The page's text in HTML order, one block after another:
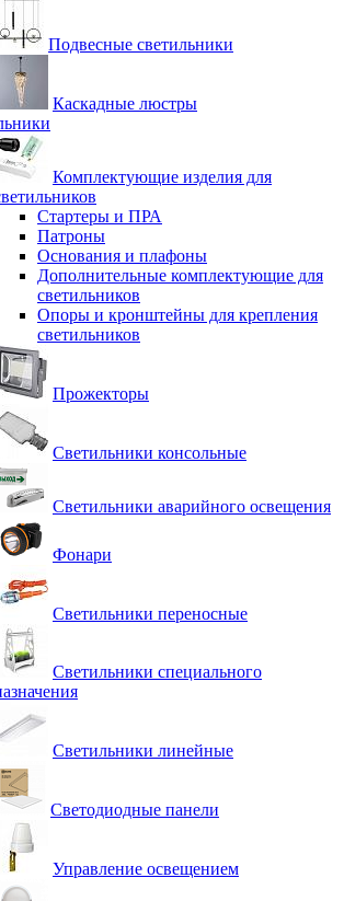
Подвесные светильники
Каскадные люстры
Комплектующие изделия для
Стартеры и ПРА
Патроны
Основания и плафоны
Дополнительные комплектующие для
светильников
Опоры и кронштейны для крепления
светильников
Прожекторы
Светильники консольные
Светильники аварийного освещения
Фонари
Светильники переносные
Светильники специального
Светильники линейные
Светодиодные панели
Управление освещением